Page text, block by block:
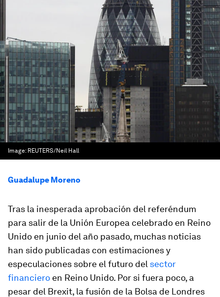
Image: REUTERS/Neil Hall
Guadalupe Moreno
Tras la inesperada aprobación del referéndum
para salir de la Unión Europea celebrado en Reino
Unido en junio del año pasado, muchas noticias
han sido publicadas con estimaciones y
especulaciones sobre el futuro del sector
financiero en Reino Unido. Por si fuera poco, a
pesar del Brexit, la fusión de la Bolsa de Londres